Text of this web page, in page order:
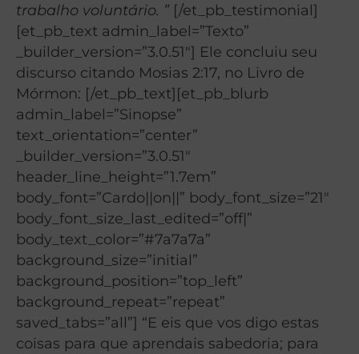
trabalho voluntário. ”[/et_pb_testimonial]
[et_pb_text admin_label=”Texto”
_builder_version=”3.0.51″] Ele concluiu seu
discurso citando Mosias 2:17, no Livro de
Mórmon: [/et_pb_text][et_pb_blurb
admin_label=”Sinopse”
text_orientation=”center”
_builder_version=”3.0.51″
header_line_height=”1.7em”
body_font=”Cardo||on||” body_font_size=”21″
body_font_size_last_edited=”off|”
body_text_color=”#7a7a7a”
background_size=”initial”
background_position=”top_left”
background_repeat=”repeat”
saved_tabs=”all”] “E eis que vos digo estas
coisas para que aprendais sabedoria; para